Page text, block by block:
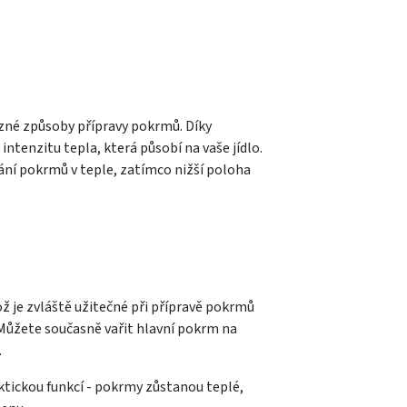
způsoby přípravy pokrmů. Díky
tepla, která působí na vaše jídlo.
pokrmů v teple, zatímco nižší poloha
je zvláště užitečné při přípravě pokrmů
současně vařit hlavní pokrm na
funkcí - pokrmy zůstanou teplé,